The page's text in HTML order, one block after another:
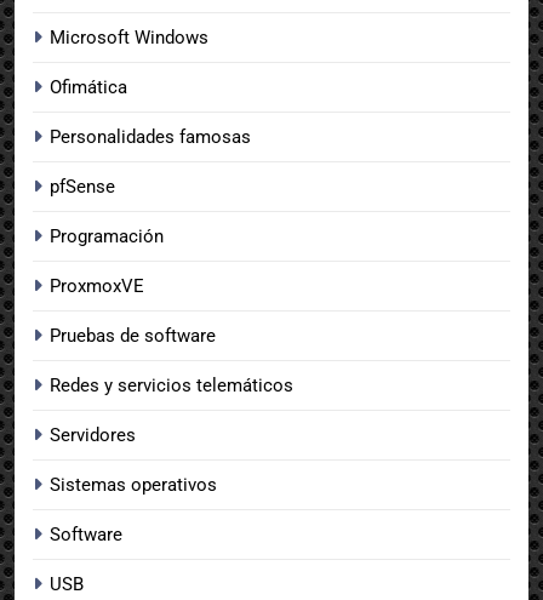
Microsoft Windows
Ofimática
Personalidades famosas
pfSense
Programación
ProxmoxVE
Pruebas de software
Redes y servicios telemáticos
Servidores
Sistemas operativos
Software
USB